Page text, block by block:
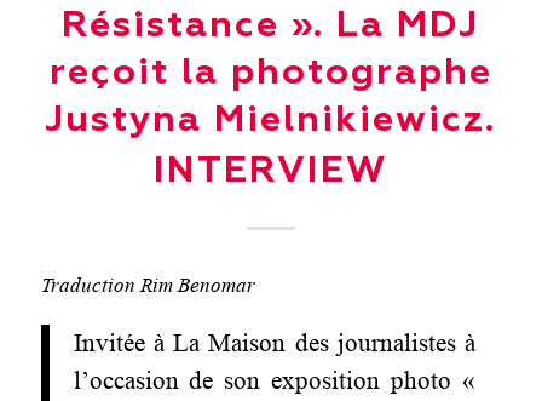
Résistance ». La MDJ
reçoit la photographe
Justyna Mielnikiewicz.
INTERVIEW
Traduction Rim Benomar
Invitée à La Maison des journalistes à
l’occasion de son exposition photo «